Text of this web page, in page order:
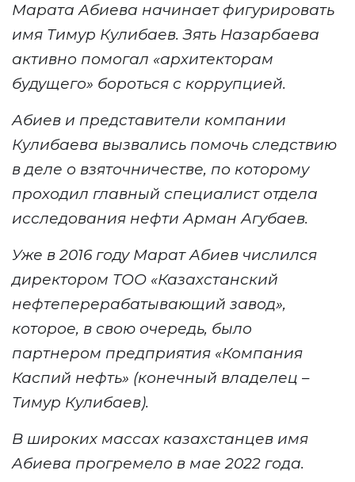
Марата Абиева начинает фигурировать
имя Тимур Кулибаев. Зять Назарбаева
активно помогал «архитекторам
будущего» бороться с коррупцией.
Абиев и представители компании
Кулибаева вызвались помочь следствию
в деле о взяточничестве, по которому
проходил главный специалист отдела
исследования нефти Арман Агубаев.
Уже в2016 году Марат Абиев числился
директором ТОО «Казахстанский
нефтеперерабатывающий завод»,
которое, в свою очередь, было
партнером предприятия «Компания
Каспий нефть» (конечный владелец –
Тимур Кулибаев).
В широких массах казахстанцев имя
Абиева прогремело в мае2022 года.